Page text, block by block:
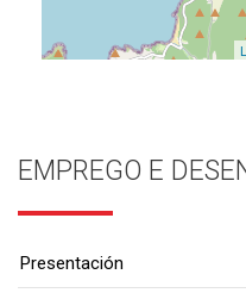
EMPREGO E
Presentación